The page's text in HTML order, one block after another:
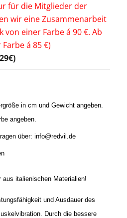
für die Mitglieder der
wir eine Zusammenarbeit
von einer Farbe á 90 €. Ab
á 85 €)
in cm und Gewicht angeben.
angeben.
über: info@redvil.de
aus italienischen Materialien!
und Ausdauer des
Durch die bessere